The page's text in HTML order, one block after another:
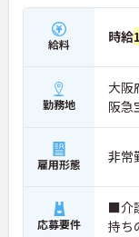
給料 時給
勤務地
大阪
阪急
雇用形態 非常
応募要件
■介
持ち